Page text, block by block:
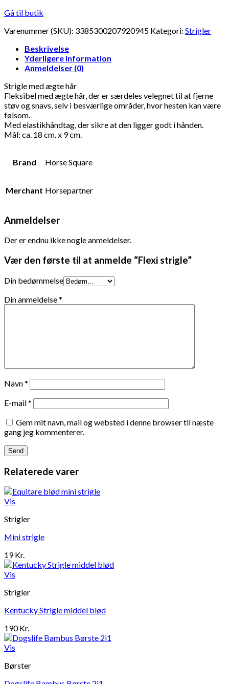
Gå til butik
Varenummer (SKU): 3385300207920945 Kategori: Strigler
Beskrivelse
Yderligere information
Anmeldelser (0)
Strigle med ægte hår
Fleksibel med ægte hår, der er særdeles velegnet til at fjerne
støv og snavs, selv i besværlige områder, hvor hesten kan være
følsom.
Med elastikhåndtag, der sikre at den ligger godt i hånden.
Mål: ca. 18 cm. x 9 cm.
Brand Horse Square
Merchant Horsepartner
Anmeldelser
Der er endnu ikke nogle anmeldelser.
Vær den første til at anmelde “Flexi strigle”
Din bedømmelse
Din anmeldelse*
Navn*
E-mail*
Gem mit navn, mail og websted i denne browser til næste
gang jeg kommenterer.
Relaterede varer
Vis
Strigler
Mini strigle
19Kr.
Vis
Strigler
Kentucky Strigle middel blød
190Kr.
Vis
Børster